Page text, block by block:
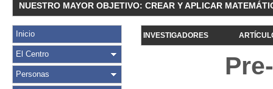
NUESTRO MAYOR OBJETIVO: CREAR Y APLICAR
Inicio
El Centro
Personas
INVESTIGADORES